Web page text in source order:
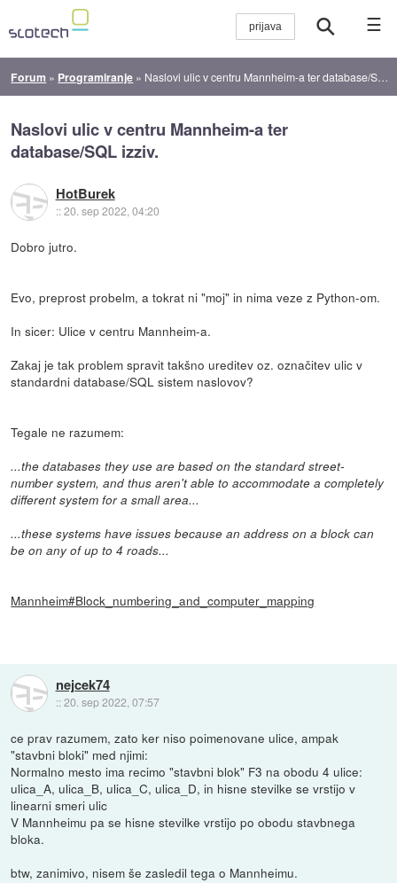
☰
Forum » Programiranje » Naslovi ulic v centru Mannheim-a ter database/SQL izziv.
Naslovi ulic v centru Mannheim-a ter
database/SQL izziv.
HotBurek
::20. sep 2022, 04:20
Dobro jutro.
Evo, preprost probelm, a tokrat ni "moj" in nima veze z Python-om.
In sicer: Ulice v centru Mannheim-a.
Zakaj je tak problem spravit takšno ureditev oz. označitev ulic v
standardni database/SQL sistem naslovov?
Tegale ne razumem:
...the databases they use are based on the standard street-
number system, and thus aren't able to accommodate a completely
different system for a small area...
...these systems have issues because an address on a block can
be on any of up to 4 roads...
Mannheim#Block_numbering_and_computer_mapping
nejcek74
::20. sep 2022, 07:57
ce prav razumem, zato ker niso poimenovane ulice, ampak
"stavbni bloki" med njimi:
Normalno mesto ima recimo "stavbni blok" F3 na obodu 4 ulice:
ulica_A, ulica_B, ulica_C, ulica_D, in hisne stevilke se vrstijo v
linearni smeri ulic
V Mannheimu pa se hisne stevilke vrstijo po obodu stavbnega
bloka.
btw, zanimivo, nisem še zasledil tega o Mannheimu.